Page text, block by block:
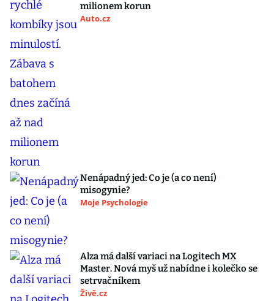
milionem korun
Auto.cz
Nenápadný jed: Co je (a co není)
misogynie?
Moje Psychologie
Alza má další variaci na Logitech MX
Master. Nová myš už nabídne i kolečko se
setrvačníkem
Živě.cz